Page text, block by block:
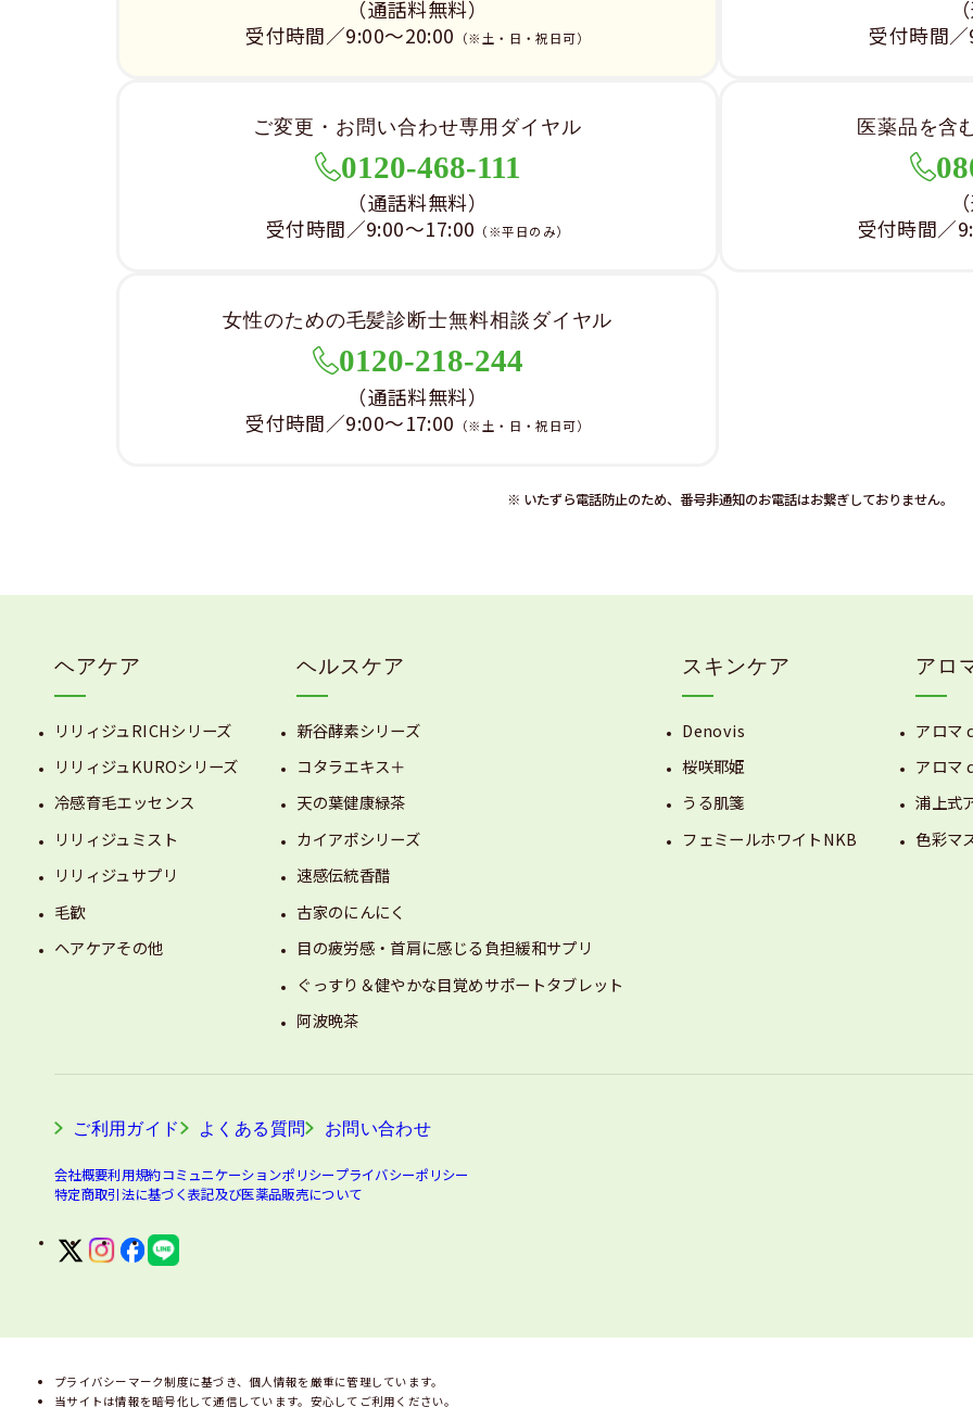
（通話料無料）
受付時間／9:00～20:00
（※土・日・祝日可）
受付時間
ご変更・お問い合わせ専用ダイヤル
0120-468-111
（通話料無料）
受付時間／9:00～17:00 （※平日のみ）
医薬品を含
受付時間／
女性のための毛髪診断士無料相談ダイヤル
0120-218-244
（通話料無料）
受付時間／9:00～17:00
（※土・日・祝日可）
※ いたずら電話防止のため、番号非通知のお電話はお繋ぎしておりません。
ヘアケア
リリィジュRICHシリーズ
リリィジュKUROシリーズ
冷感育毛エッセンス
リリィジュミスト
リリィジュサプリ
毛歓
ヘアケアその他
ヘルスケア
新谷酵素シリーズ
コタラエキス＋
天の葉健康緑茶
カイアポシリーズ
速感伝統香醋
古家のにんにく
目の疲労感・首肩に感じる負担緩和サプリ
ぐっすり＆健やかな目覚めサポートタブレット
阿波晩茶
スキンケア
Denovis
桜咲耶姫
うる肌箋
フェミールホワイトNKB
アロ
アロマ
アロマ
浦上式
色彩マ
ご利用ガイド よくある質問 お問い合わせ
会社概要利用規約コミュニケーションポリシープライバシーポリシー
特定商取引法に基づく表記及び医薬品販売について
プライバシーマーク制度に基づき、個人情報を厳重に管理しています。
当サイトは情報を暗号化して通信しています。安心してご利用ください。